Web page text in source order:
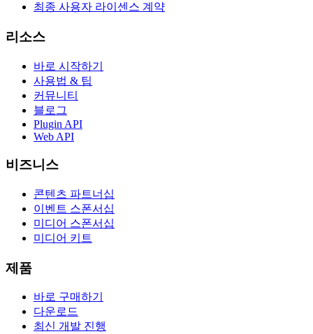
최종 사용자 라이센스 계약
리소스
바로 시작하기
사용법 & 팁
커뮤니티
블로그
Plugin API
Web API
비즈니스
콘텐츠 파트너십
이벤트 스폰서십
미디어 스폰서십
미디어 키트
제품
바로 구매하기
다운로드
최신 개발 진행